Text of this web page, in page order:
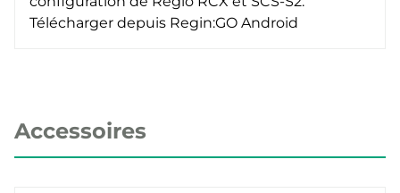
Télécharger depuis Regin:GO Android
Accessoires